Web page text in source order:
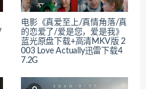
电影《真爱至上/真情角落/真
的恋爱了/爱是您，爱是我》
蓝光原盘下载+高清MKV版 2
003 Love Actually迅雷下载4
7.2G